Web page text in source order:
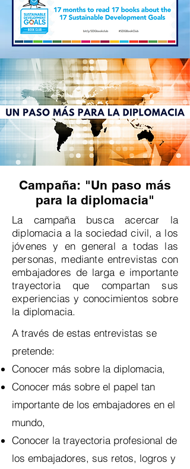
Campaña: "Un paso más
para la diplomacia"
La campaña busca acercar la
diplomacia a la sociedad civil, a los
jóvenes y en general a todas las
personas, mediante entrevistas con
embajadores de larga e importante
trayectoria que compartan sus
experiencias y conocimientos sobre
la diplomacia.
A través de estas entrevistas se
pretende:
Conocer más sobre la diplomacia,
Conocer más sobre el papel tan
importante de los embajadores en el
mundo,
Conocer la trayectoria profesional de
los embajadores, sus retos, logros y